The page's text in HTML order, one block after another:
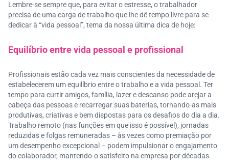
Lembre-se sempre que, para evitar o estresse, o trabalhador
precisa de uma carga de trabalho que lhe dê tempo livre para se
dedicar à “vida pessoal”, tema da nossa última dica de hoje:
Equilíbrio entre vida pessoal e profissional
Profissionais estão cada vez mais conscientes da necessidade de
estabelecerem um equilíbrio entre o trabalho e a vida pessoal. Ter
tempo para curtir amigos, família, lazer e descanso pode arejar a
cabeça das pessoas e recarregar suas baterias, tornando-as mais
produtivas, criativas e bem dispostas para os desafios do dia a dia.
Trabalho remoto (nas funções em que isso é possível), jornadas
reduzidas e folgas remuneradas – às vezes como premiação por
um desempenho excepcional – podem impulsionar o engajamento
do colaborador, mantendo-o satisfeito na empresa por décadas.